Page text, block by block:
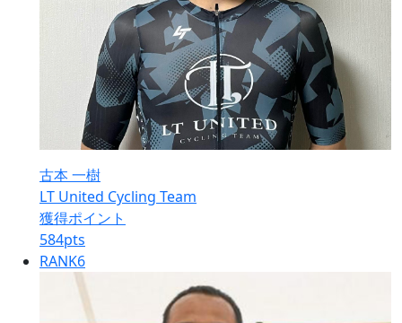
古本 一樹
LT United Cycling Team
獲得ポイント
584pts
RANK6